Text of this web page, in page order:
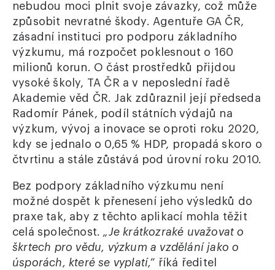
nebudou moci plnit svoje závazky, což může
způsobit nevratné škody. Agentuře GA ČR,
zásadní instituci pro podporu základního
výzkumu, má rozpočet poklesnout o 160
milionů korun. O část prostředků přijdou
vysoké školy, TA ČR a v neposlední řadě
Akademie věd ČR. Jak zdůraznil její předseda
Radomír Pánek, podíl státních výdajů na
výzkum, vývoj a inovace se oproti roku 2020,
kdy se jednalo o 0,65 % HDP, propadá skoro o
čtvrtinu a stále zůstává pod úrovní roku 2010.
Bez podpory základního výzkumu není
možné dospět k přenesení jeho výsledků do
praxe tak, aby z těchto aplikací mohla těžit
celá společnost. „Je krátkozraké uvažovat o
škrtech pro vědu, výzkum a vzdělání jako o
úsporách, které se vyplatí,“ říká ředitel